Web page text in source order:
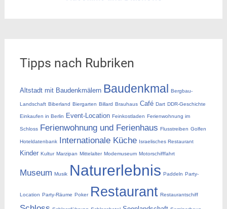
Tipps nach Rubriken
Altstadt mit Baudenkmälern Baudenkmal Bergbau-
Landschaft Biberland Biergarten Billard Brauhaus Café Dart DDR-Geschichte
Einkaufen in Berlin Event-Location Feinkostladen Ferienwohnung im
Schloss Ferienwohnung und Ferienhaus Flusstreiben Golfen
Hoteldatenbank Internationale Küche Israelisches Restaurant
Kinder Kultur Marzipan Mittelalter Modemuseum Motorschifffahrt
Museum Musik Naturerlebnis Paddeln Party-
Location Party-Räume Poker Restaurant Restaurantschiff